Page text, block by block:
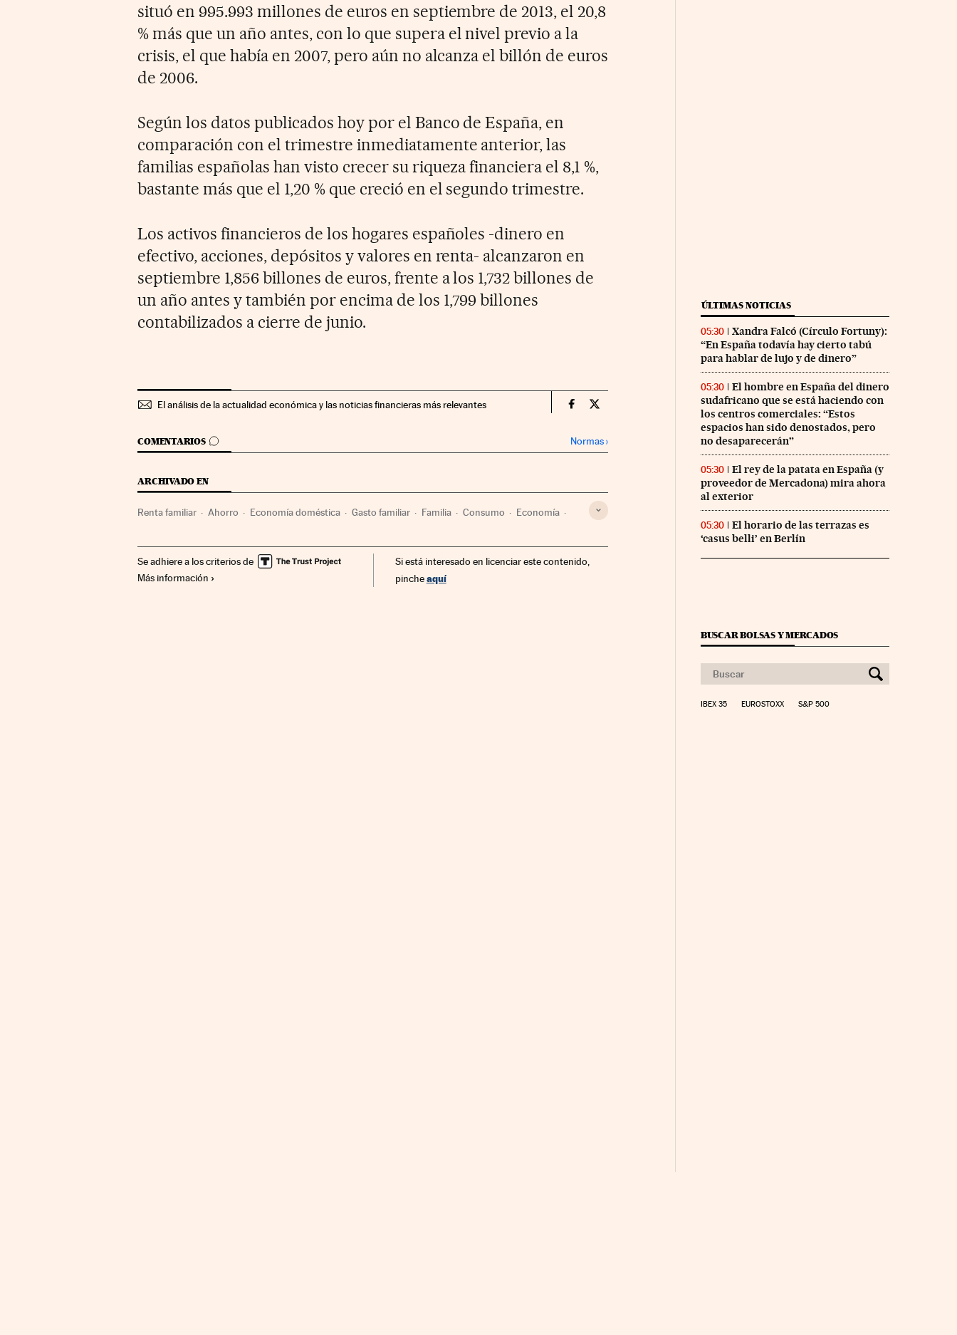
situó en 995.993 millones de euros en septiembre de 2013, el 20,8
% más que un año antes, con lo que supera el nivel previo a la
crisis, el que había en 2007, pero aún no alcanza el billón de euros
de 2006.
Según los datos publicados hoy por el Banco de España, en
comparación con el trimestre inmediatamente anterior, las
familias españolas han visto crecer su riqueza financiera el 8,1 %,
bastante más que el 1,20 % que creció en el segundo trimestre.
Los activos financieros de los hogares españoles -dinero en
efectivo, acciones, depósitos y valores en renta- alcanzaron en
septiembre 1,856 billones de euros, frente a los 1,732 billones de
un año antes y también por encima de los 1,799 billones
contabilizados a cierre de junio.
El análisis de la actualidad económica y las noticias financieras más relevantes Economia Cinco Días en Facebook
Economia Cinco Días en Twitter
COMENTARIOS
IR A LOS COMENTARIOS Normas›
ARCHIVADO EN
Renta familiar Ahorro Economía doméstica Gasto familiar Familia Consumo Economía
Se adhiere a los criterios de
Más información
Si está interesado en licenciar este contenido,
pincheaquí
ÚLTIMAS NOTICIAS
05:30
Xandra Falcó (Círculo Fortuny):
“En España todavía hay cierto tabú
para hablar de lujo y de dinero”
05:30
El hombre en España del dinero
sudafricano que se está haciendo con
los centros comerciales: “Estos
espacios han sido denostados, pero
no desaparecerán”
05:30
El rey de la patata en España (y
proveedor de Mercadona) mira ahora
al exterior
05:30
El horario de las terrazas es
‘casus belli’ en Berlín
BUSCAR BOLSAS Y MERCADOS
IBEX 35 EUROSTOXX S&P 500